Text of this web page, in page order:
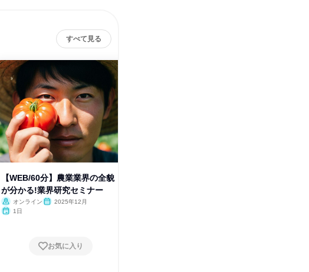
すべて見る
【WEB/60分】農業業界の全貌
が分かる!業界研究セミナー
オンライン
2025年12月
1日
お気に入り